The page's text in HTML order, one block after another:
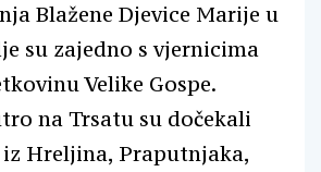
Blažene Djevice Marije u
su zajedno s vjernicima
Velike Gospe.
na Trsatu su dočekali
Hreljina, Praputnjaka,